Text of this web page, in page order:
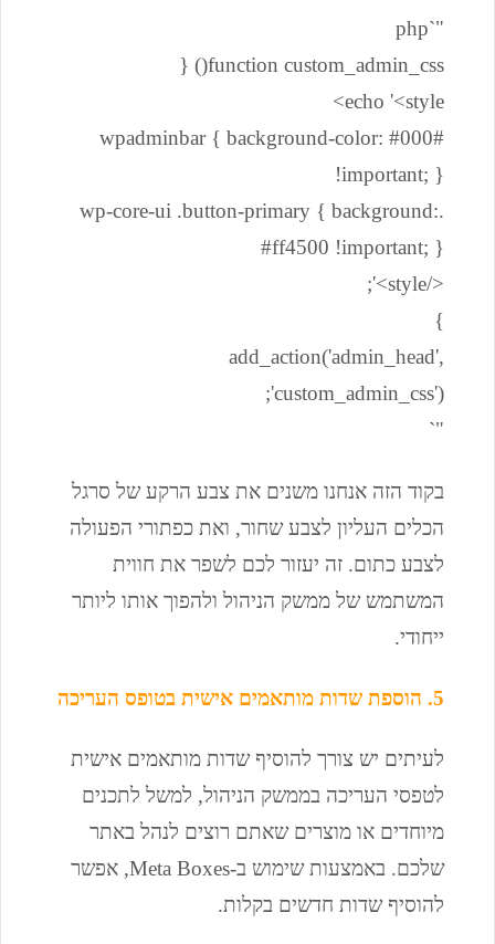
"`php
function custom_admin_css() {
echo '<style>
#wpadminbar { background-color: #000
!important; }
.wp-core-ui .button-primary { background:
#ff4500 !important; }
</style>';
}
add_action('admin_head',
'custom_admin_css');
"`
בקוד הזה אנחנו משנים את צבע הרקע של סרגל
הכלים העליון לצבע שחור, ואת כפתורי הפעולה
לצבע כתום. זה יעזור לכם לשפר את חווית
המשתמש של ממשק הניהול ולהפוך אותו ליותר
ייחודי.
5. הוספת שדות מותאמים אישית בטופס העריכה
לעיתים יש צורך להוסיף שדות מותאמים אישית
לטפסי העריכה בממשק הניהול, למשל לתכנים
מיוחדים או מוצרים שאתם רוצים לנהל באתר
שלכם. באמצעות שימוש ב-Meta Boxes, אפשר
להוסיף שדות חדשים בקלות.